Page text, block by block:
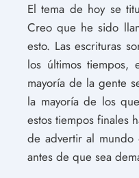
El tema de hoy se
Creo que he sido
esto. Las escrituras
los últimos tiempos,
mayoría de la gente
la mayoría de los
estos tiempos finales
de advertir al mundo
antes de que sea